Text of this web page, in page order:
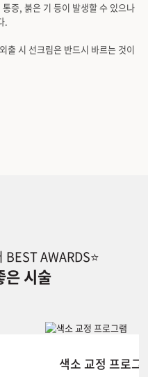
증, 붉은 기 등이 발생할 수 있으나
.
출 시 선크림은 반드시 바르는 것이
AWARDS⭐
은 시술
색소 교정 프로그